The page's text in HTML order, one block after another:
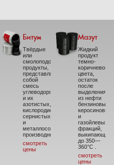
Битум
Твёрдые
или
смолоподобные
продукты,
представляющие
собой
смесь
углеводородов
и их
азотистых,
кислородистых,
сернистых
и
металлосодержащих
производных.
смотреть
цены
Мазут
Жидкий
продукт
темно-
коричневого
цвета,
остаток
после
выделения
из нефти
бензиновых,
керосиновых
и
газойлевых
фракций,
выкипающих
до 350—
360°С .
смотреть
цены